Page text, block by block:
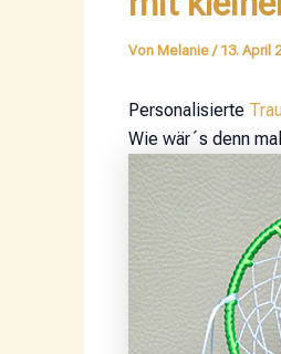
Von Melanie/ 13. April
Personalisierte
Wie wär´s denn